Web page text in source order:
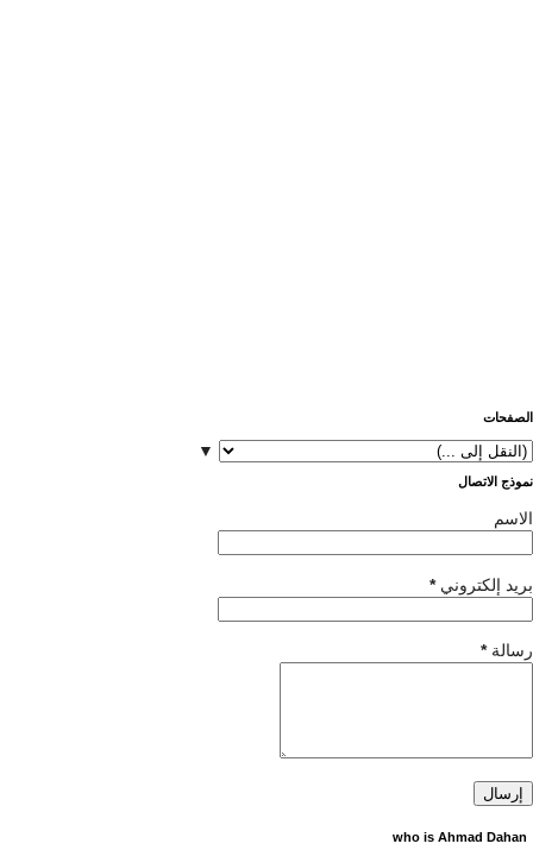
الصفحات
▼
نموذج الاتصال
الاسم
بريد إلكتروني*
رسالة*
who is Ahmad Dahan